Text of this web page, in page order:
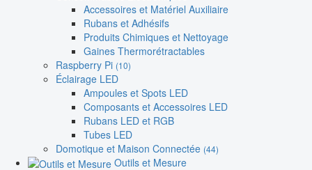
Accessoires et Matériel Auxiliaire
Rubans et Adhésifs
Produits Chimiques et Nettoyage
Gaines Thermorétractables
Raspberry Pi (10)
Éclairage LED
Ampoules et Spots LED
Composants et Accessoires LED
Rubans LED et RGB
Tubes LED
Domotique et Maison Connectée (44)
Outils et Mesure